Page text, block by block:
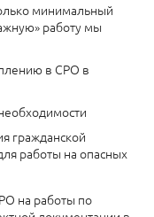
минимальный
работу мы
в СРО в
гражданской
работы на опасных
на работы по